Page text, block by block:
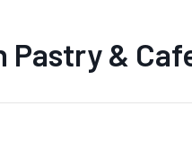
Pastry &